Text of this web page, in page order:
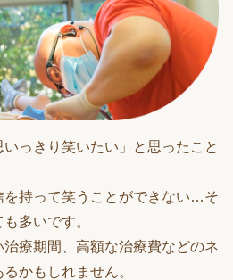
いっきり笑いたい」と思ったこと
を持って笑うことができない…そ
多いです。
療期間、高額な治療費などのネ
かもしれません。